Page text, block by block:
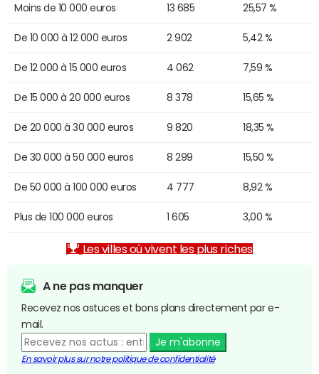
Moins de 10 000 euros 13 685 25,57 %
De 10 000 à 12 000 euros 2 902 5,42 %
De 12 000 à 15 000 euros 4 062 7,59 %
De 15 000 à 20 000 euros 8 378 15,65 %
De 20 000 à 30 000 euros 9 820 18,35 %
De 30 000 à 50 000 euros 8 299 15,50 %
De 50 000 à 100 000 euros 4 777 8,92 %
Plus de 100 000 euros 1 605 3,00 %
Les villes où vivent les plus riches
A ne pas manquer
Recevez nos astuces et bons plans directement par e-
mail.
Je m'abonne
En savoir plus sur notre politique de confidentialité